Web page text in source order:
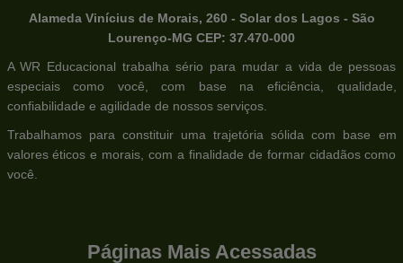
Alameda Vinícius de Morais, 260 - Solar dos Lagos - São
Lourenço-MG CEP: 37.470-000
A WR Educacional trabalha sério para mudar a vida de pessoas
especiais como você, com base na eficiência, qualidade,
confiabilidade e agilidade de nossos serviços.
Trabalhamos para constituir uma trajetória sólida com base em
valores éticos e morais, com a finalidade de formar cidadãos como
você.
Páginas Mais Acessadas